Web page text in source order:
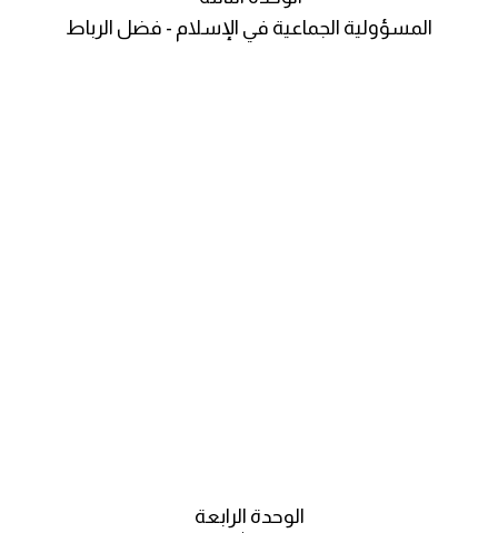
المسؤولية الجماعية في الإسلام - فضل الرباط
الوحدة الرابعة